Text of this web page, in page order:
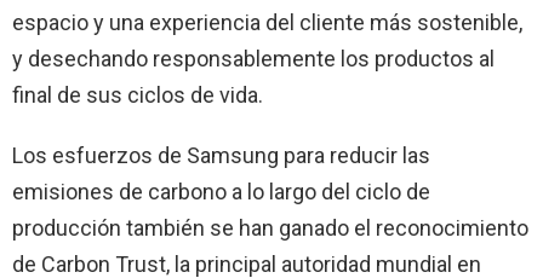
espacio y una experiencia del cliente más sostenible,
y desechando responsablemente los productos al
final de sus ciclos de vida.
Los esfuerzos de Samsung para reducir las
emisiones de carbono a lo largo del ciclo de
producción también se han ganado el reconocimiento
de Carbon Trust, la principal autoridad mundial en